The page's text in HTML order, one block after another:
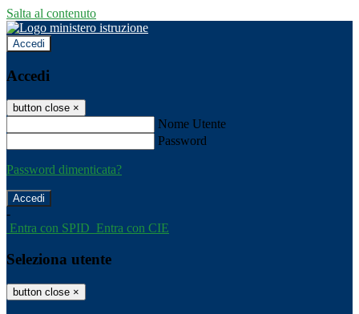
Salta al contenuto
Accedi
Accedi
button close ×
Nome Utente
Password
Password dimenticata?
-
Entra con SPID Entra con CIE
Seleziona utente
button close ×